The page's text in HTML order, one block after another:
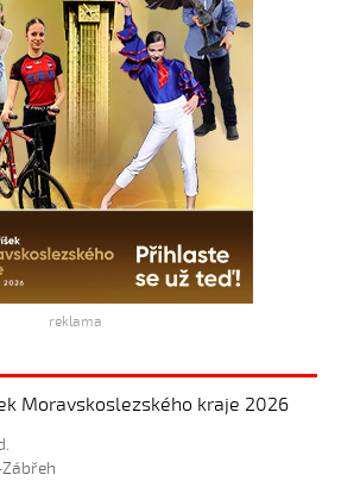
reklama
Moravskoslezského kraje 2026